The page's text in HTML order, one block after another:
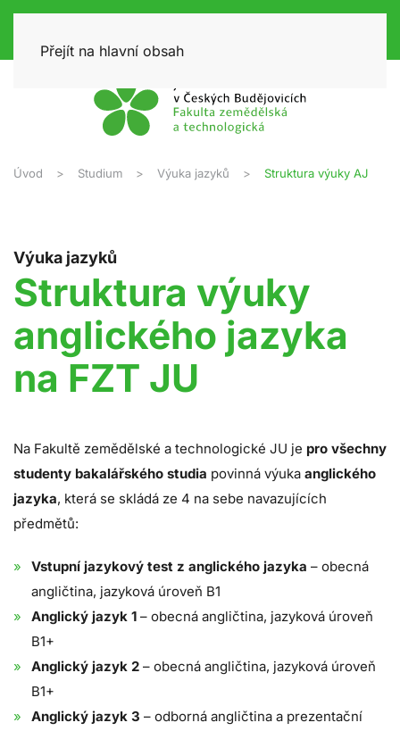
Přejít na hlavní obsah
Úvod Studium Výuka jazyků Struktura výuky AJ
Výuka jazyků
Struktura výuky
anglického jazyka
na FZT JU
Na Fakultě zemědělské a technologické JU je pro všechny
studenty bakalářského studia povinná výuka anglického
jazyka, která se skládá ze 4 na sebe navazujících
předmětů:
Vstupní jazykový test z anglického jazyka – obecná
angličtina, jazyková úroveň B1
Anglický jazyk 1 – obecná angličtina, jazyková úroveň
B1+
Anglický jazyk 2 – obecná angličtina, jazyková úroveň
B1+
Anglický jazyk 3 – odborná angličtina a prezentační